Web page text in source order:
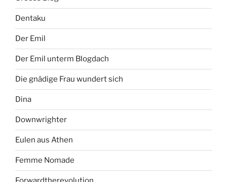
Dentaku
Der Emil
Der Emil unterm Blogdach
Die gnädige Frau wundert sich
Dina
Downwrighter
Eulen aus Athen
Femme Nomade